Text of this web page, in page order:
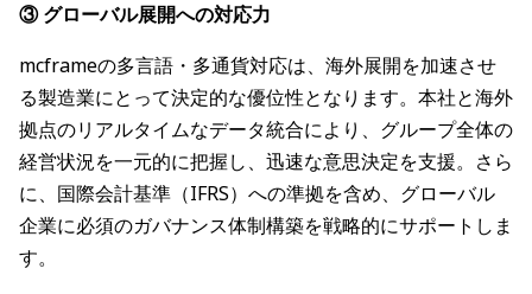
③ グローバル展開への対応力
mcframeの多言語・多通貨対応は、海外展開を加速させ
る製造業にとって決定的な優位性となります。本社と海外
拠点のリアルタイムなデータ統合により、グループ全体の
経営状況を一元的に把握し、迅速な意思決定を支援。さら
に、国際会計基準（IFRS）への準拠を含め、グローバル
企業に必須のガバナンス体制構築を戦略的にサポートしま
す。